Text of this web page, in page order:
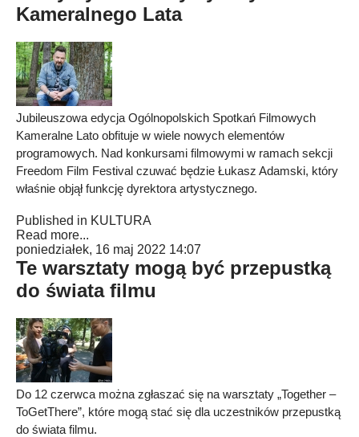
Kameralnego Lata
Jubileuszowa edycja Ogólnopolskich Spotkań Filmowych
Kameralne Lato obfituje w wiele nowych elementów
programowych. Nad konkursami filmowymi w ramach sekcji
Freedom Film Festival czuwać będzie Łukasz Adamski, który
właśnie objął funkcję dyrektora artystycznego.
Published in KULTURA
Read more...
poniedziałek, 16 maj 2022 14:07
Te warsztaty mogą być przepustką
do świata filmu
Do 12 czerwca można zgłaszać się na warsztaty „Together –
ToGetThere”, które mogą stać się dla uczestników przepustką
do świata filmu.